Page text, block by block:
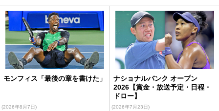
モンフィス「最後の章を書けた」
(2026年8月7日)
ナショナルバンク オープン
2026【賞金・放送予定・日程・
ドロー】
(2026年7月23日)